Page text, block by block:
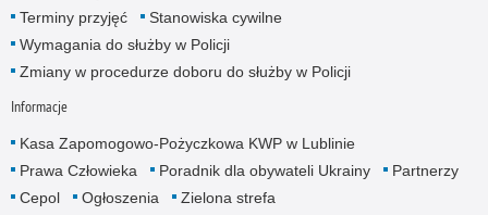
Terminy przyjęć
Stanowiska cywilne
Wymagania do służby w Policji
Zmiany w procedurze doboru do służby w Policji
Informacje
Kasa Zapomogowo-Pożyczkowa KWP w Lublinie
Prawa Człowieka
Poradnik dla obywateli Ukrainy
Partnerzy
Cepol
Ogłoszenia
Zielona strefa